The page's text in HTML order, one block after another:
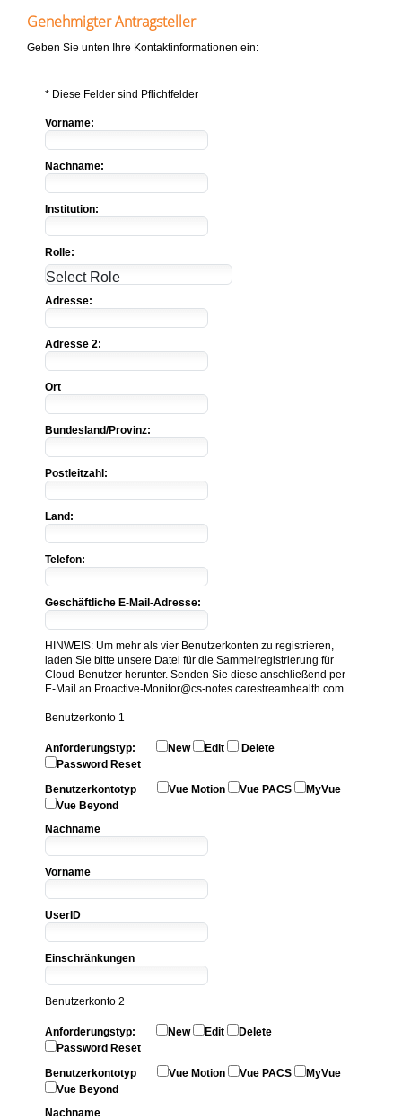
Genehmigter Antragsteller
Geben Sie unten Ihre Kontaktinformationen ein:
* Diese Felder sind Pflichtfelder
Vorname:
Nachname:
Institution:
Rolle:
Adresse:
Adresse 2:
Ort
Bundesland/Provinz:
Postleitzahl:
Land:
Telefon:
Geschäftliche E-Mail-Adresse:
HINWEIS: Um mehr als vier Benutzerkonten zu registrieren,
laden Sie bitte unsere Datei für die Sammelregistrierung für
Cloud-Benutzer herunter. Senden Sie diese anschließend per
E-Mail an Proactive-Monitor@cs-notes.carestreamhealth.com.
Benutzerkonto 1
Anforderungstyp: New Edit
Delete
Password Reset
Benutzerkontotyp
Vue Motion Vue PACS
MyVue
Vue Beyond
Nachname
Vorname
UserID
Einschränkungen
Benutzerkonto 2
Anforderungstyp: New Edit
Delete
Password Reset
Benutzerkontotyp
Vue Motion Vue PACS
MyVue
Vue Beyond
Nachname